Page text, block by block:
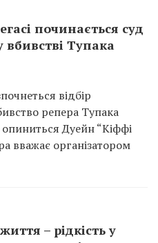
починається суд
Тупака
відбір
репера Тупака
Дуейн “Кіффі
вважає організатором
– рідкість у